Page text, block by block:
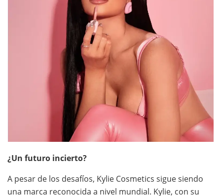
¿Un futuro incierto?
A pesar de los desafíos, Kylie Cosmetics sigue siendo
una marca reconocida a nivel mundial. Kylie, con su